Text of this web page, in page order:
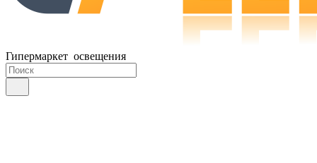
Гипермаркет освещения